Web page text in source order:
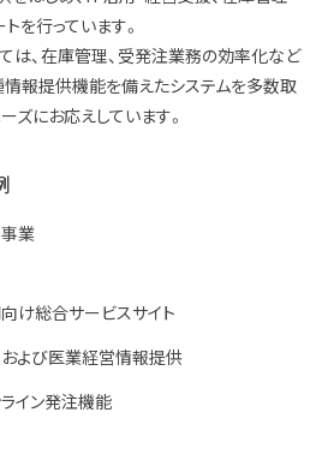
を行っています。
は、在庫管理、受発注業務の効率化など
報提供機能を備えたシステムを多数取
ズにお応えしています。
業
け総合サービスサイト
よび医業経営情報提供
イン発注機能